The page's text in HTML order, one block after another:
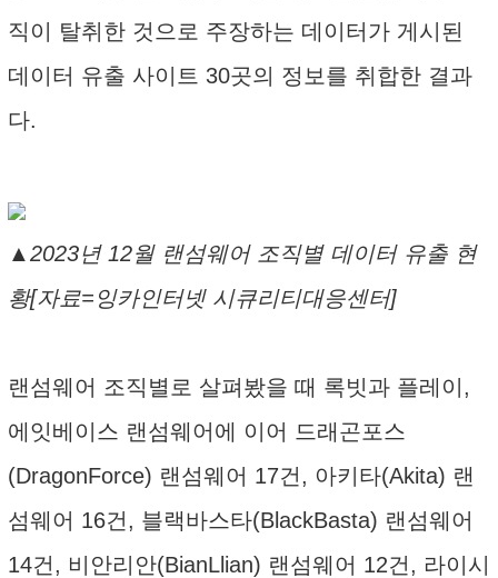
직이 탈취한 것으로 주장하는 데이터가 게시된
데이터 유출 사이트 30곳의 정보를 취합한 결과
다.
▲2023년 12월 랜섬웨어 조직별 데이터 유출 현
황[자료=잉카인터넷 시큐리티대응센터]
랜섬웨어 조직별로 살펴봤을 때 록빗과 플레이,
에잇베이스 랜섬웨어에 이어 드래곤포스
(DragonForce) 랜섬웨어 17건, 아키타(Akita) 랜
섬웨어 16건, 블랙바스타(BlackBasta) 랜섬웨어
14건, 비안리안(BianLlian) 랜섬웨어 12건, 라이시